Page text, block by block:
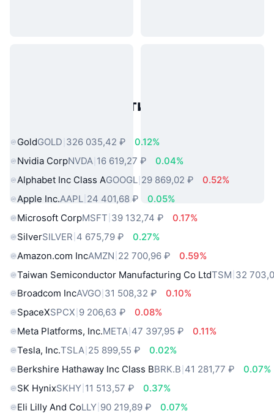
Популярные активы реального
GoldGOLD 326 035,42 ₽
0.12%
Nvidia CorpNVDA 16 619,27 ₽
0.04%
Alphabet Inc Class AGOOGL 29 869,02 ₽
0.52%
Apple Inc.AAPL 24 401,68 ₽
0.05%
Microsoft CorpMSFT 39 132,74 ₽
0.17%
SilverSILVER 4 675,79 ₽
0.27%
Amazon.com IncAMZN 22 700,96 ₽
0.59%
Taiwan Semiconductor Manufacturing Co LtdTSM 32
Broadcom IncAVGO 31 508,32 ₽
0.10%
SpaceXSPCX 9 206,63 ₽
0.08%
Meta Platforms, Inc.META 47 397,95 ₽
0.11%
Tesla, Inc.TSLA 25 899,55 ₽
0.02%
Berkshire Hathaway Inc Class BBRK.B 41 281,77 ₽
0.07%
SK HynixSKHY 11 513,57 ₽
0.37%
Eli Lilly And CoLLY 90 219,89 ₽
0.07%